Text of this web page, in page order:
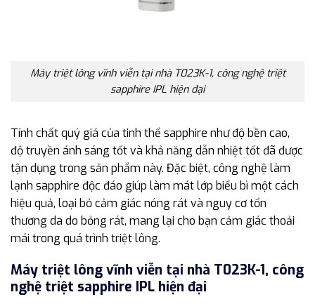
Máy triệt lông vĩnh viễn tại nhà T023K-1, công nghệ triệt
sapphire IPL hiện đại
Tính chất quý giá của tinh thể sapphire như độ bền cao,
độ truyền ánh sáng tốt và khả năng dẫn nhiệt tốt đã được
tận dụng trong sản phẩm này. Đặc biệt, công nghệ làm
lạnh sapphire độc đáo giúp làm mát lớp biểu bì một cách
hiệu quả, loại bỏ cảm giác nóng rát và nguy cơ tổn
thương da do bỏng rát, mang lại cho bạn cảm giác thoải
mái trong quá trình triệt lông.
Máy triệt lông vĩnh viễn tại nhà T023K-1, công
nghệ triệt sapphire IPL hiện đại